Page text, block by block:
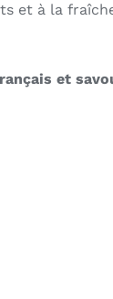
et à la
et